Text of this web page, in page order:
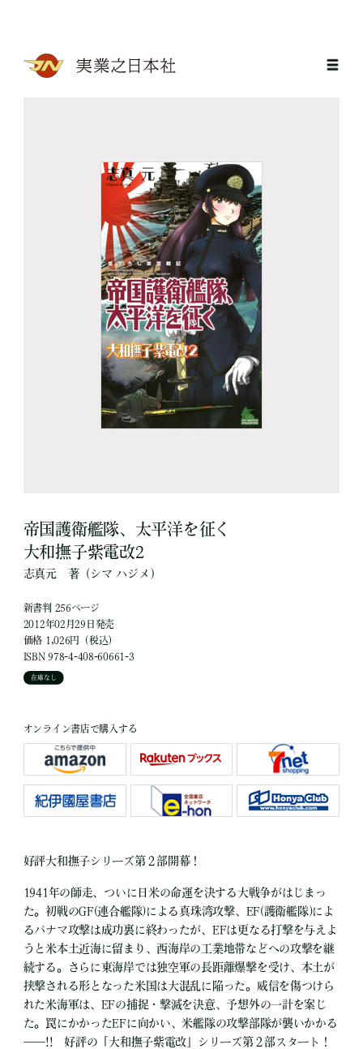
帝国護衛艦隊、太平洋を征く
大和撫子紫電改2
志真元 著（シマ ハジメ）
新書判 256ページ
2012年02月29日発売
価格 1,026円（税込）
ISBN 978-4-408-60661-3
在庫なし
オンライン書店で購入する
好評大和撫子シリーズ第２部開幕！
1941年の師走、ついに日米の命運を決する大戦争がはじまっ
た。初戦のGF(連合艦隊)による真珠湾攻撃、EF(護衛艦隊)によ
るパナマ攻撃は成功裏に終わったが、EFは更なる打撃を与えよ
うと米本土近海に留まり、西海岸の工業地帯などへの攻撃を継
続する。さらに東海岸では独空軍の長距離爆撃を受け、本土が
挟撃される形となった米国は大混乱に陥った。威信を傷つけら
れた米海軍は、EFの捕捉・撃滅を決意、予想外の一計を案じ
た。罠にかかったEFに向かい、米艦隊の攻撃部隊が襲いかかる
――!! 好評の「大和撫子紫電改」シリーズ第２部スタート！